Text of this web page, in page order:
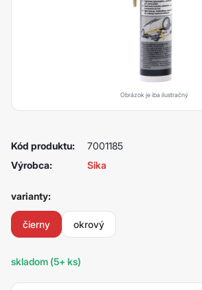
Obrázok je iba ilustračný
Kód produktu:
7001185
Výrobca:
Sika
varianty:
čierny okrový
skladom (5+ ks)